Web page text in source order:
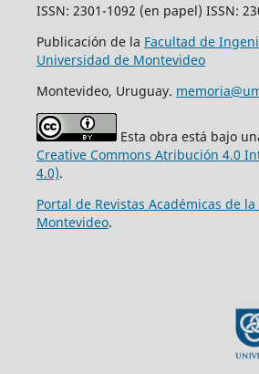
ISSN: 2301-1092 (en papel) ISSN:
Publicación de la Facultad de
Universidad de Montevideo
Montevideo, Uruguay.
Esta obra está bajo
Creative Commons Atribución 4.0
4.0).
Portal de Revistas Académicas de
Montevideo.